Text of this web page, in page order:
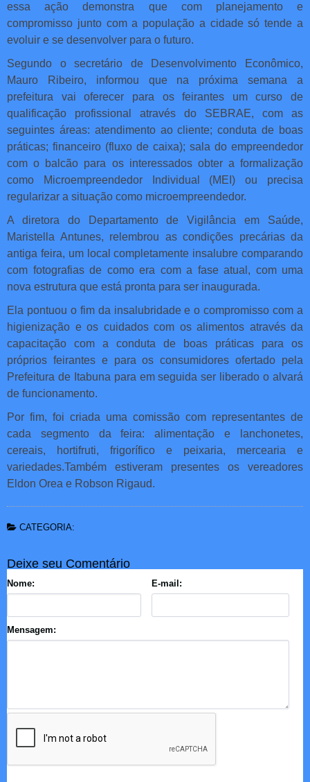
essa ação demonstra que com planejamento e
compromisso junto com a população a cidade só tende a
evoluir e se desenvolver para o futuro.
Segundo o secretário de Desenvolvimento Econômico,
Mauro Ribeiro, informou que na próxima semana a
prefeitura vai oferecer para os feirantes um curso de
qualificação profissional através do SEBRAE, com as
seguintes áreas: atendimento ao cliente; conduta de boas
práticas; financeiro (fluxo de caixa); sala do empreendedor
com o balcão para os interessados obter a formalização
como Microempreendedor Individual (MEI) ou precisa
regularizar a situação como microempreendedor.
A diretora do Departamento de Vigilância em Saúde,
Maristella Antunes, relembrou as condições precárias da
antiga feira, um local completamente insalubre comparando
com fotografias de como era com a fase atual, com uma
nova estrutura que está pronta para ser inaugurada.
Ela pontuou o fim da insalubridade e o compromisso com a
higienização e os cuidados com os alimentos através da
capacitação com a conduta de boas práticas para os
próprios feirantes e para os consumidores ofertado pela
Prefeitura de Itabuna para em seguida ser liberado o alvará
de funcionamento.
Por fim, foi criada uma comissão com representantes de
cada segmento da feira: alimentação e lanchonetes,
cereais, hortifruti, frigorífico e peixaria, mercearia e
variedades.Também estiveram presentes os vereadores
Eldon Orea e Robson Rigaud.
CATEGORIA:
Deixe seu Comentário
Nome: E-mail:
Mensagem: